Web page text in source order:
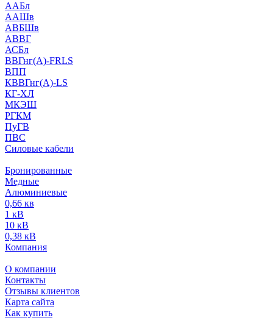
ААБл
ААШв
АВБШв
АВВГ
АСБл
ВВГнг(А)-FRLS
ВПП
КВВГнг(А)-LS
КГ-ХЛ
МКЭШ
РГКМ
ПуГВ
ПВС
Силовые кабели
Бронированные
Медные
Алюминиевые
0,66 кв
1 кВ
10 кВ
0,38 кВ
Компания
О компании
Контакты
Отзывы клиентов
Карта сайта
Как купить